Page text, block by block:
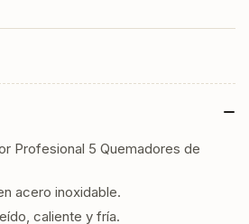
Profesional 5 Quemadores de
acero inoxidable.
caliente y fría.